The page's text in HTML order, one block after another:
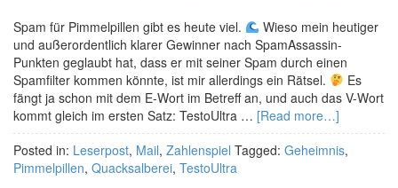
Spam für Pimmelpillen gibt es heute viel.
Wieso mein heutiger
und außerordentlich klarer Gewinner nach SpamAssassin-
Punkten geglaubt hat, dass er mit seiner Spam durch einen
Spamfilter kommen könnte, ist mir allerdings ein Rätsel.
Es
fängt ja schon mit dem E-Wort im Betreff an, und auch das V-Wort
kommt gleich im ersten Satz: TestoUltra … [Read more…]
Posted in: Leserpost, Mail, Zahlenspiel Tagged: Geheimnis,
Pimmelpillen, Quacksalberei, TestoUltra